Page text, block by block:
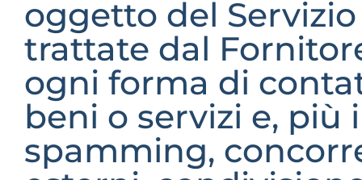
oggetto del
trattate dal
ogni forma di
beni o servizi e,
spamming,